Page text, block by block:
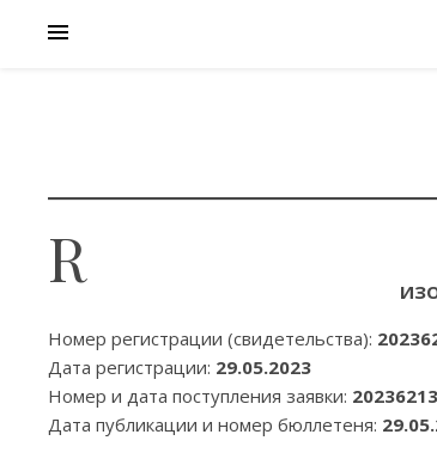
R
Номер регистрации (свидетельства):
Дата регистрации: 29.05.2023
Номер и дата поступления заявки:
Дата публикации и номер бюллетеня: